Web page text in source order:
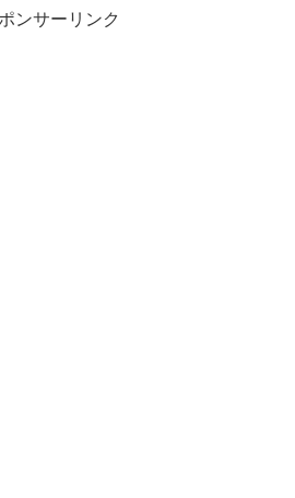
ンサーリンク